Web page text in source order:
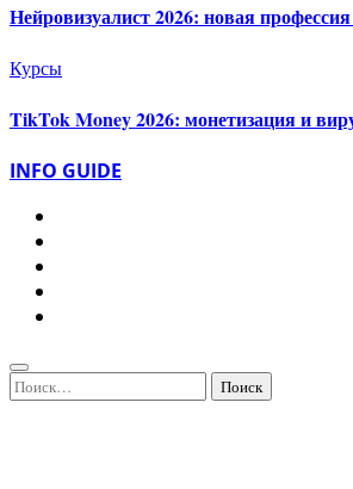
Нейровизуалист 2026: новая
Курсы
TikTok Money 2026: монетизация и
INFO GUIDE
Найти: